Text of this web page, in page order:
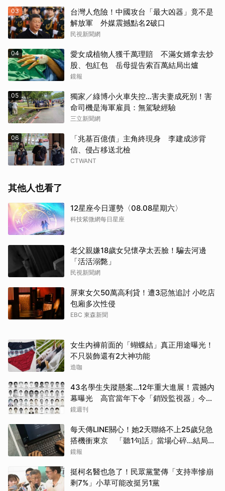
03
台灣人危險！中國攻台「最大凶器」竟不是
解放軍 外媒震撼點名2破口
民視新聞網
04
愛女成植物人獲千萬理賠 不滿女婿拿去炒
股、包紅包 岳母提告索百萬結局出爐
鏡報
05
獨家／綠博小火車失控…害夫妻成死別！害
命司機是海軍雇員：無駕駛經驗
三立新聞網
06
「兆基百億債」主角終現身 李建成涉背
信、侵占移送北檢
CTWANT
其他人也看了
12星座今日運勢〈08.08星期六〉
科技紫微網每日星座
老父親嫌18歲女兒懷孕太丟臉！騙去河邊
「活活溺斃」
民視新聞網
屏東女欠50萬高利貸！遭3惡煞追討 小吃店
包廂多次性侵
EBC 東森新聞
女生內褲前面的「蝴蝶結」真正用途曝光！
不只裝飾還有2大神功能
造咖
43名學生失蹤懸案...12年重大進展！震撼內
幕曝光 高官當年下令「銷毀監視器」今遭
逮
鏡週刊
每天傳LINE關心！她2天聯絡不上25歲兒急
搭機衝東京 「聽1句話」當場心碎...結局看
哭網
鏡報
挺柯名醫也急了！民眾黨驚傳「支持率慘崩
剩7%」小草可能改挺另1黨